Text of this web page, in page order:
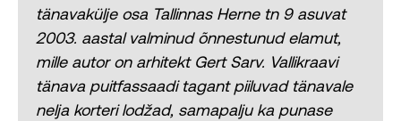
tänavakülje osa Tallinnas Herne tn 9 asuvat
2003. aastal valminud õnnestunud elamut,
mille autor on arhitekt Gert Sarv. Vallikraavi
tänava puitfassaadi tagant piiluvad tänavale
nelja korteri lodžad, samapalju ka punase